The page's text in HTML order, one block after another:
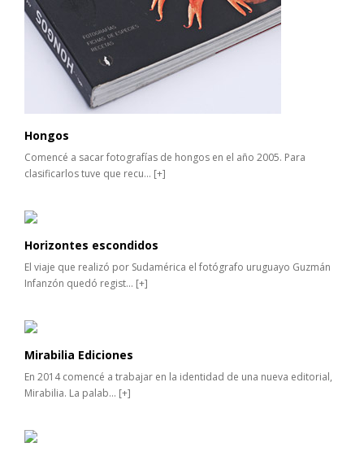
Hongos
Comencé a sacar fotografías de hongos en el año 2005. Para
clasificarlos tuve que recu... [+]
Horizontes escondidos
El viaje que realizó por Sudamérica el fotógrafo uruguayo Guzmán
Infanzón quedó regist... [+]
Mirabilia Ediciones
En 2014 comencé a trabajar en la identidad de una nueva editorial,
Mirabilia. La palab... [+]